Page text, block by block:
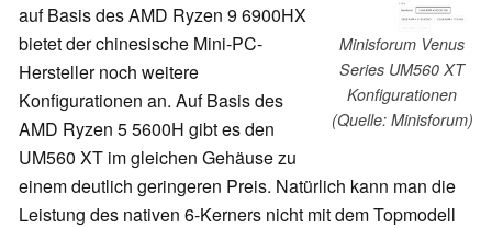
Minisforum Venus
Series UM560 XT
Konfigurationen
(Quelle: Minisforum)
auf Basis des AMD Ryzen 9 6900HX
bietet der chinesische Mini-PC-
Hersteller noch weitere
Konfigurationen an. Auf Basis des
AMD Ryzen 5 5600H gibt es den
UM560 XT im gleichen Gehäuse zu
einem deutlich geringeren Preis. Natürlich kann man die
Leistung des nativen 6-Kerners nicht mit dem Topmodell